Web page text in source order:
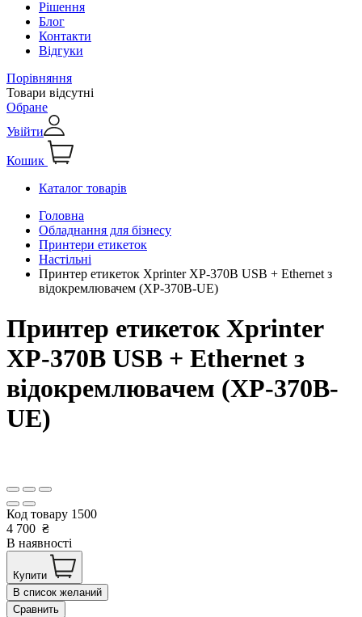
Рішення
Блог
Контакти
Відгуки
Порівняння
Товари відсутні
Обране
Увійти
Кошик
Каталог товарів
Головна
Обладнання для бізнесу
Принтери етикеток
Настільні
Принтер етикеток Xprinter XP-370B USB + Ethernet з
відокремлювачем (XP-370B-UE)
Принтер етикеток Xprinter
XP-370B USB + Ethernet з
відокремлювачем (XP-370B-
UE)
Код товару 1500
4 700 ₴
В наявності
Купити
В список желаний
Сравнить